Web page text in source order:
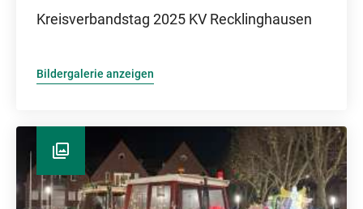
Kreisverbandstag 2025 KV Recklinghausen
Bildergalerie anzeigen